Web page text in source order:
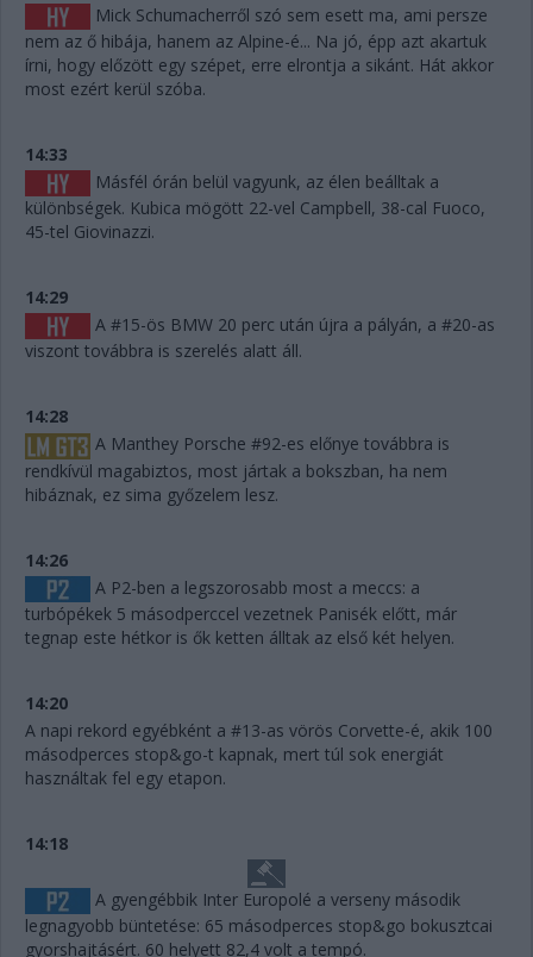
Mick Schumacherről szó sem esett ma, ami persze
nem az ő hibája, hanem az Alpine-é... Na jó, épp azt akartuk
írni, hogy előzött egy szépet, erre elrontja a sikánt. Hát akkor
most ezért kerül szóba.
14:33
Másfél órán belül vagyunk, az élen beálltak a
különbségek. Kubica mögött 22-vel Campbell, 38-cal Fuoco,
45-tel Giovinazzi.
14:29
A #15-ös BMW 20 perc után újra a pályán, a #20-as
viszont továbbra is szerelés alatt áll.
14:28
A Manthey Porsche #92-es előnye továbbra is
rendkívül magabiztos, most jártak a bokszban, ha nem
hibáznak, ez sima győzelem lesz.
14:26
A P2-ben a legszorosabb most a meccs: a
turbópékek 5 másodperccel vezetnek Panisék előtt, már
tegnap este hétkor is ők ketten álltak az első két helyen.
14:20
A napi rekord egyébként a #13-as vörös Corvette-é, akik 100
másodperces stop&go-t kapnak, mert túl sok energiát
használtak fel egy etapon.
14:18
A gyengébbik Inter Europolé a verseny második
legnagyobb büntetése: 65 másodperces stop&go bokusztcai
gyorshajtásért. 60 helyett 82,4 volt a tempó.